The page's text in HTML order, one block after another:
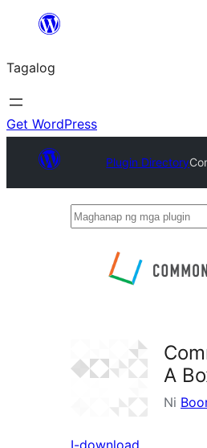
Lumaktaw
sa
content
Tagalog
Get WordPress
Plugin Directory
Maghanap
A
Ni